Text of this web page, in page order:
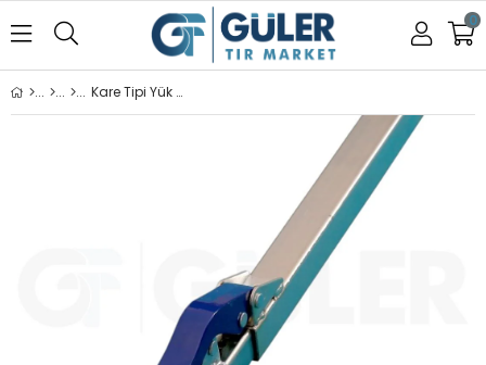
0
Kare Tipi Yük Tutucu Uyumlu Ştanga